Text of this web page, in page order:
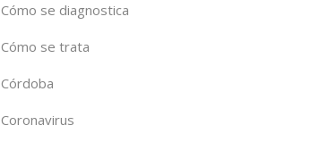
Cómo se diagnostica
Cómo se trata
Córdoba
Coronavirus